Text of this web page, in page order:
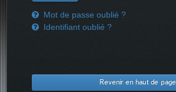
Mot de passe oublié ?
Identifiant oublié ?
Revenir en haut de page